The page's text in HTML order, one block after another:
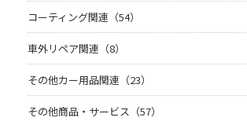
コーティング関連（54）
車外リペア関連（8）
その他カー用品関連（23）
その他商品・サービス（57）